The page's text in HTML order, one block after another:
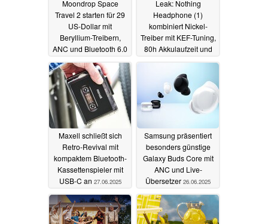
Moondrop Space
Travel 2 starten für 29
US-Dollar mit
Beryllium-Treibern,
ANC und Bluetooth 6.0
02.07.2025
Leak: Nothing
Headphone (1)
kombiniert Nickel-
Treiber mit KEF-Tuning,
80h Akkulaufzeit und
30.06.2025
Maxell schließt sich
Retro-Revival mit
kompaktem Bluetooth-
Kassettenspieler mit
USB-C an 27.06.2025
Samsung präsentiert
besonders günstige
Galaxy Buds Core mit
ANC und Live-
Übersetzer 26.06.2025